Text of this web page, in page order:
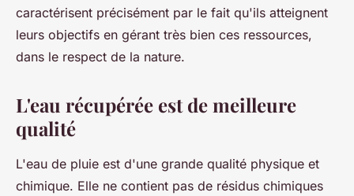
caractérisent précisément par le fait qu'ils atteignent
leurs objectifs en gérant très bien ces ressources,
dans le respect de la nature.
L'eau récupérée est de meilleure
qualité
L'eau de pluie est d'une grande qualité physique et
chimique. Elle ne contient pas de résidus chimiques